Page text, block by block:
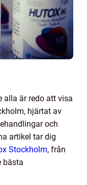
alla är redo att visa
hjärtat av
och
artikel tar dig
Stockholm, från
bästa